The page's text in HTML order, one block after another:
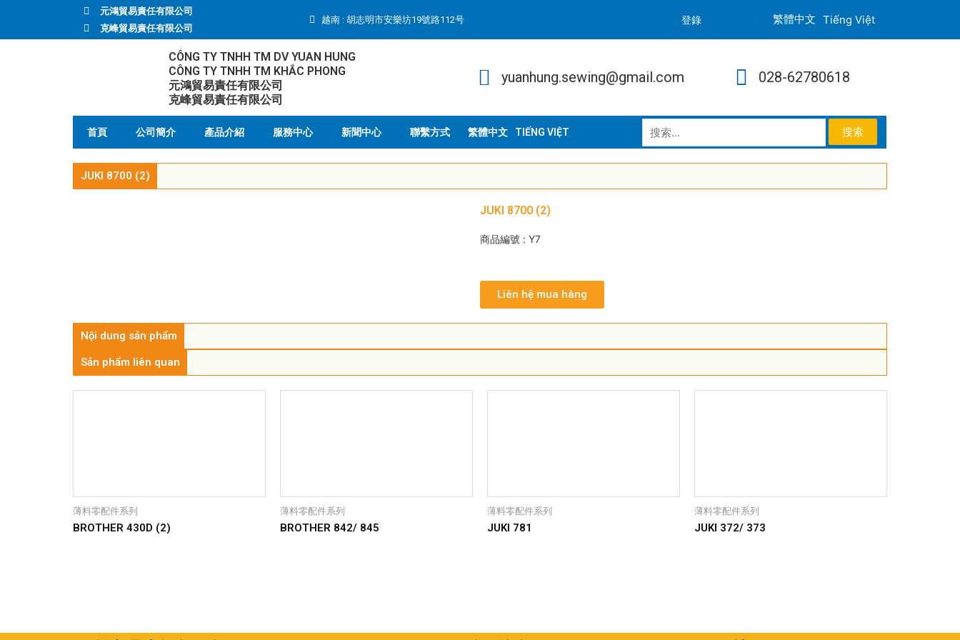
元鴻貿易責任有限公司
克峰貿易責任有限公司
越南 : 胡志明市安樂坊19號路112号 登錄 Tiếng Việt
CÔNG TY TNHH TM DV YUAN HUNG
CÔNG TY TNHH TM KHẮC PHONG
元鴻貿易責任有限公司
克峰貿易責任有限公司
yuanhung.sewing@gmail.com 028-62780618
首頁 公司簡介 產品介紹 服務中心 新聞中心 聯繫方式 TIẾNG VIỆT
JUKI 8700 (2)
JUKI 8700 (2)
商品編號 : Y7
Liên hệ mua hàng
Nội dung sản phẩm
Sản phẩm liên quan
薄料零配件系列
BROTHER 430D (2)
薄料零配件系列
BROTHER 842/ 845
薄料零配件系列
JUKI 781
薄料零配件系列
JUKI 372/ 373